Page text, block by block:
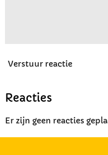
Verstuur reactie
Reacties
Er zijn geen reacties